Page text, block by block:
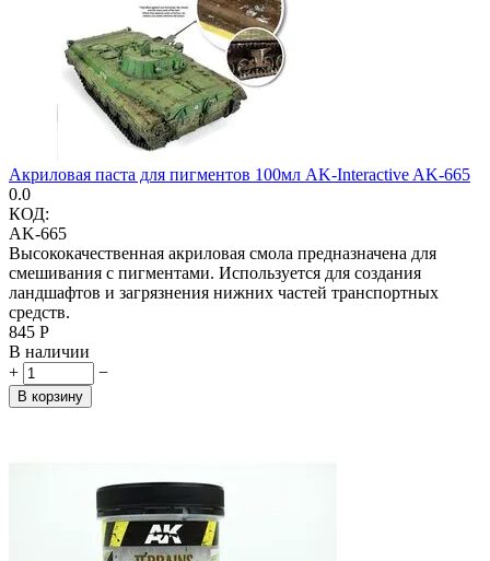
Акриловая паста для пигментов 100мл AK-Interactive AK-665
0.0
КОД:
AK-665
Высококачественная акриловая смола предназначена для
смешивания с пигментами. Используется для создания
ландшафтов и загрязнения нижних частей транспортных
средств.
‍845‍ Р
В наличии
+
−
В корзину